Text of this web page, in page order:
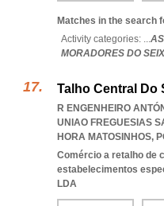
Matches in the search
Activity categories: ...
MORADORES DO
Talho Central Do
R ENGENHEIRO
UNIAO FREGUESIAS
HORA MATOSINHOS,
Comércio a retalho de
estabelecimentos
LDA